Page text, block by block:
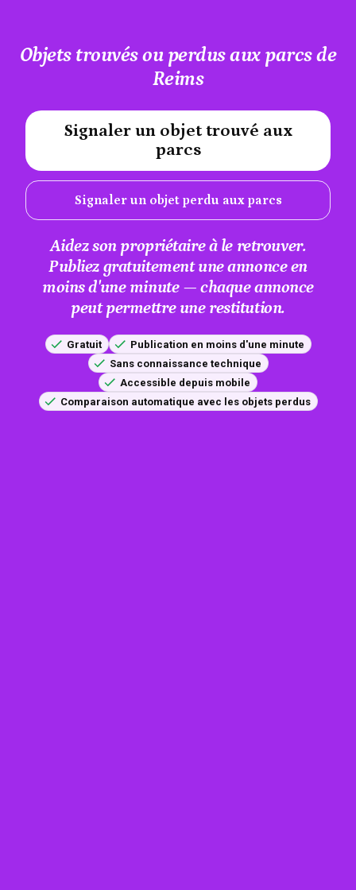
Objets trouvés ou perdus aux parcs de
Reims
Signaler un objet trouvé aux
parcs
Signaler un objet perdu aux parcs
#A12AEB
Aidez son propriétaire à le retrouver.
Publiez gratuitement une annonce en
moins d'une minute — chaque annonce
peut permettre une restitution.
Gratuit
Publication en moins d'une minute
Sans connaissance technique
Accessible depuis mobile
Comparaison automatique avec les objets perdus